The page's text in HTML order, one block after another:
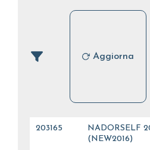
Aggiorna
203165
NADORSELF
(NEW2016)